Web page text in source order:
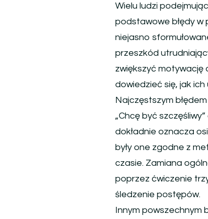
Wielu ludzi
podstawowe błędy w
niejasno
przeszkód
zwiększyć motywację
dowiedzieć się, jak ich
Najczęstszym
„Chcę być
dokładnie oznacza
były one zgodne z
czasie. Zamiana
poprzez ćwiczenie
śledzenie postępów.
Innym powszechnym